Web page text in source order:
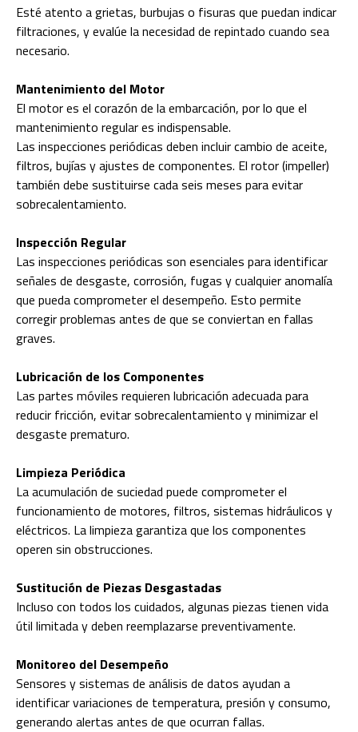
Esté atento a grietas, burbujas o fisuras que puedan indicar
filtraciones, y evalúe la necesidad de repintado cuando sea
necesario.
Mantenimiento del Motor
El motor es el corazón de la embarcación, por lo que el
mantenimiento regular es indispensable.
Las inspecciones periódicas deben incluir cambio de aceite,
filtros, bujías y ajustes de componentes. El rotor (impeller)
también debe sustituirse cada seis meses para evitar
sobrecalentamiento.
Inspección Regular
Las inspecciones periódicas son esenciales para identificar
señales de desgaste, corrosión, fugas y cualquier anomalía
que pueda comprometer el desempeño. Esto permite
corregir problemas antes de que se conviertan en fallas
graves.
Lubricación de los Componentes
Las partes móviles requieren lubricación adecuada para
reducir fricción, evitar sobrecalentamiento y minimizar el
desgaste prematuro.
Limpieza Periódica
La acumulación de suciedad puede comprometer el
funcionamiento de motores, filtros, sistemas hidráulicos y
eléctricos. La limpieza garantiza que los componentes
operen sin obstrucciones.
Sustitución de Piezas Desgastadas
Incluso con todos los cuidados, algunas piezas tienen vida
útil limitada y deben reemplazarse preventivamente.
Monitoreo del Desempeño
Sensores y sistemas de análisis de datos ayudan a
identificar variaciones de temperatura, presión y consumo,
generando alertas antes de que ocurran fallas.